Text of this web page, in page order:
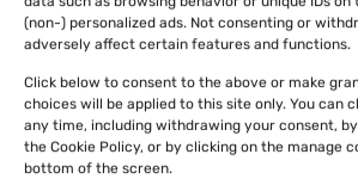
(non-) personalized ads. Not consenting or
adversely affect certain features and functions.
Click below to consent to the above or make
choices will be applied to this site only. You can
any time, including withdrawing your consent,
the Cookie Policy, or by clicking on the manage
bottom of the screen.